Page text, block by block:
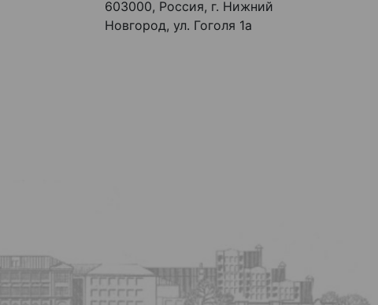
603000, Россия, г. Нижний
Новгород, ул. Гоголя 1а